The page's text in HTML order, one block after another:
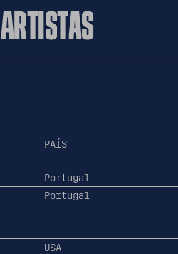
ARTISTAS
PAÍS
Portugal
Portugal
USA